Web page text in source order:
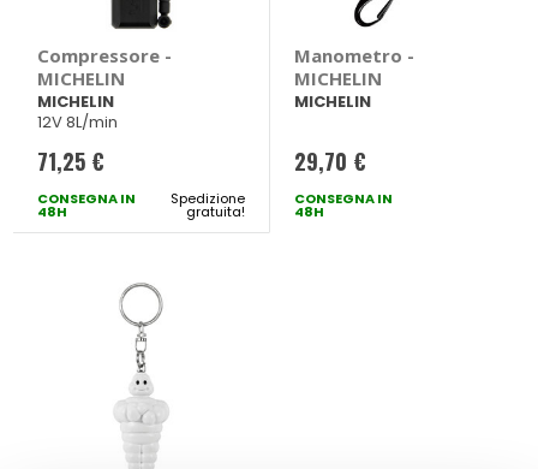
Compressore -
MICHELIN
MICHELIN
12V 8L/min
71,25 €
CONSEGNA IN
48H
Spedizione
gratuita!
Manometro -
MICHELIN
MICHELIN
29,70 €
CONSEGNA IN
48H